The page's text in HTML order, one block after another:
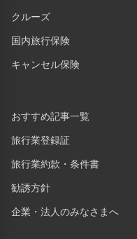
クルーズ
国内旅行保険
キャンセル保険
おすすめ記事一覧
旅行業登録証
旅行業約款・条件書
勧誘方針
企業・法人のみなさまへ